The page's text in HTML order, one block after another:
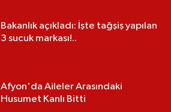
Bakanlık açıkladı: İşte tağşiş yapılan
3 sucuk markası!..
Afyon'da Aileler Arasındaki
Husumet Kanlı Bitti